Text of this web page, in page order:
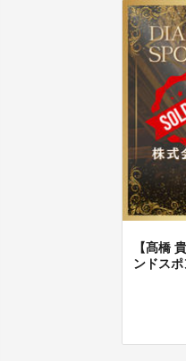
【髙橋
ンドス